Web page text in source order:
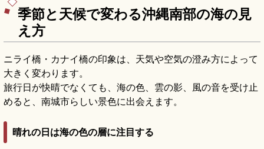
季節と天候で変わる沖縄南部の海の見
え方
ニライ橋・カナイ橋の印象は、天気や空気の澄み方によって
大きく変わります。
旅行日が快晴でなくても、海の色、雲の影、風の音を受け止
めると、南城市らしい景色に出会えます。
晴れの日は海の色の層に注目する